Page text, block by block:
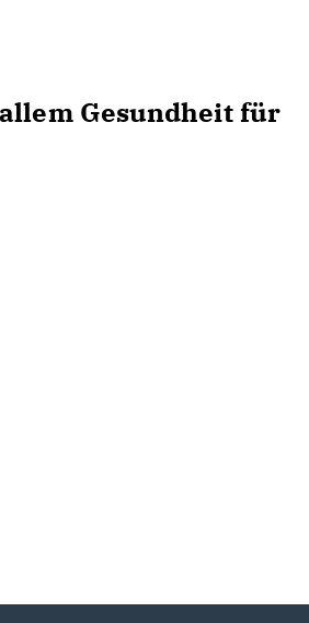
Gesundheit für